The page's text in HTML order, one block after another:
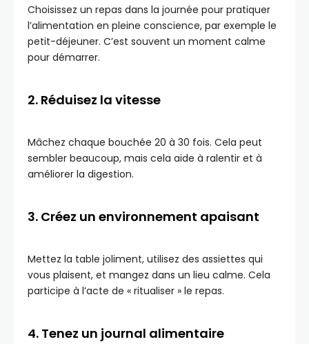
Choisissez un repas dans la journée pour pratiquer
l’alimentation en pleine conscience, par exemple le
petit-déjeuner. C’est souvent un moment calme
pour démarrer.
2. Réduisez la vitesse
Mâchez chaque bouchée 20 à 30 fois. Cela peut
sembler beaucoup, mais cela aide à ralentir et à
améliorer la digestion.
3. Créez un environnement apaisant
Mettez la table joliment, utilisez des assiettes qui
vous plaisent, et mangez dans un lieu calme. Cela
participe à l’acte de « ritualiser » le repas.
4. Tenez un journal alimentaire